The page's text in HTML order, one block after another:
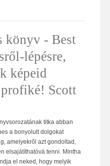
könyv - Best
lépésre,
képeid
Scott
titka abban
a bonyolult dolgokat
amelyekről azt gondoltad,
elsajátíthatóvá tenni. Mintha
el neked, hogy melyik